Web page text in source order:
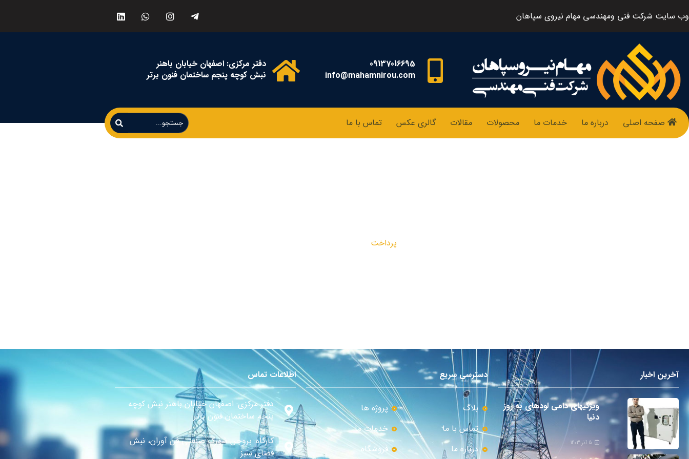
وب سایت شرکت فنی ومهندسی مهام نیروی سپاهان
09137016695
info@mahamnirou.com
دفتر مرکزی: اصفهان خیابان باهنر
نبش کوچه پنجم ساختمان فنون برتر
صفحه اصلی درباره ما خدمات ما محصولات مقالات گالری عکس تماس با ما
پرداخت
آخرین اخبار
ویژگیهای دامی لودهای به روز
دنیا
5 آذر 1403
دسترسی سریع
بلاگ
پروژه ها
تماس با ما
خدمات ما
درباره ما
فروشگاه
اطلاعات تماس
دفتر مرکزی: اصفهان خیابان باهنر نبش کوچه
پنجم ساختمان فنون برتر
کارگاه: بروجن شهرک صنعتی فن آوران، نبش
فضای سبز